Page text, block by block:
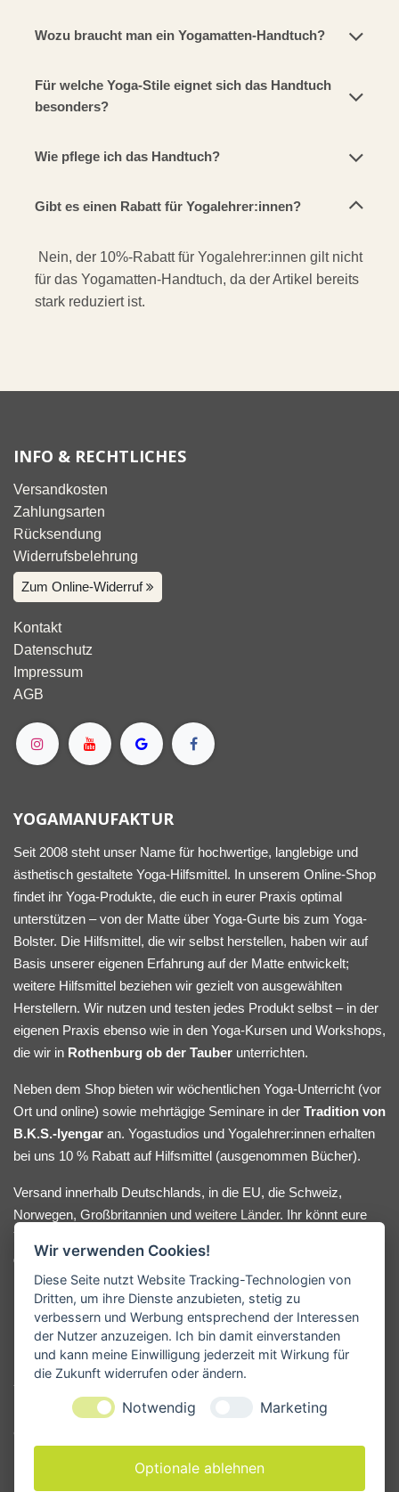
Wozu braucht man ein Yogamatten-Handtuch?
Für welche Yoga-Stile eignet sich das Handtuch
besonders?
Wie pflege ich das Handtuch?
Nein, der 10%-Rabatt für Yogalehrer:innen gilt nicht
für das Yogamatten-Handtuch, da der Artikel bereits
stark reduziert ist.
INFO & RECHTLICHES
Versandkosten
Zahlungsarten
Rücksendung
Widerrufsbelehrung
Zum Online-Widerruf
Kontakt
Datenschutz
Impressum
AGB
YOGAMANUFAKTUR
Seit 2008 steht unser Name für hochwertige, langlebige und
ästhetisch gestaltete Yoga-Hilfsmittel. In unserem Online-Shop
findet ihr Yoga-Produkte, die euch in eurer Praxis optimal
unterstützen – von der Matte über Yoga-Gurte bis zum Yoga-
Bolster. Die Hilfsmittel, die wir selbst herstellen, haben wir auf
Basis unserer eigenen Erfahrung auf der Matte entwickelt;
weitere Hilfsmittel beziehen wir gezielt von ausgewählten
Herstellern. Wir nutzen und testen jedes Produkt selbst – in der
eigenen Praxis ebenso wie in den Yoga-Kursen und Workshops,
die wir in Rothenburg ob der Tauber unterrichten.
Neben dem Shop bieten wir wöchentlichen Yoga-Unterricht (vor
Ort und online) sowie mehrtägige Seminare in der Tradition von
B.K.S.-Iyengar an. Yogastudios und Yogalehrer:innen erhalten
bei uns 10 % Rabatt auf Hilfsmittel (ausgenommen Bücher).
Versand innerhalb Deutschlands, in die EU, die Schweiz,
Norwegen, Großbritannien und weitere Länder. Ihr könnt eure
Yoga-Hilfsmittel bequem online bestellen oder nach Absprache
direkt bei uns im Lager abholen. Bei Fragen oder
Beratungswunsch meldet euch gerne.
KONTAKT
Yogamanufaktur - Andreas Kunze
Erbsengäßchen 4
91541 Rothenburg ob der Tauber
Wir verwenden Cookies!
Diese Seite nutzt Website Tracking-Technologien von
Dritten, um ihre Dienste anzubieten, stetig zu
verbessern und Werbung entsprechend der Interessen
der Nutzer anzuzeigen. Ich bin damit einverstanden
und kann meine Einwilligung jederzeit mit Wirkung für
die Zukunft widerrufen oder ändern.
Notwendig Marketing
Optionale ablehnen